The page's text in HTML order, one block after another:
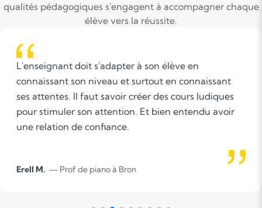
qualités pédagogiques s'engagent à accompagner chaque
élève vers la réussite.
s'adapter à son élève en
niveau et surtout en connaissant
savoir créer des cours ludiques
attention. Et bien entendu avoir
confiance.
piano à Bron
de notion.
propre